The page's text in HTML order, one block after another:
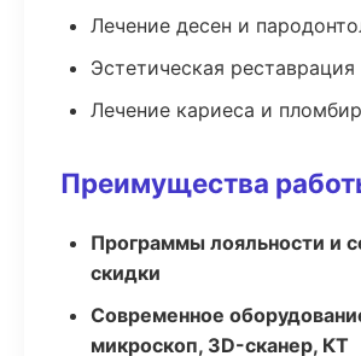
Лечение десен и
Эстетическая
Лечение кариеса и
Преимущества
Программы лояльности и
скидки
Современное
микроскоп, 3D-сканер, КТ